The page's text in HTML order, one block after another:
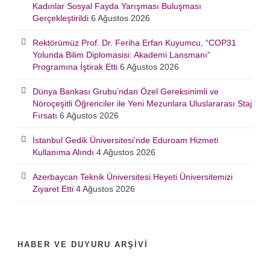
Kadınlar Sosyal Fayda Yarışması Buluşması
Gerçekleştirildi 6 Ağustos 2026
Rektörümüz Prof. Dr. Feriha Erfan Kuyumcu, “COP31
Yolunda Bilim Diplomasisi: Akademi Lansmanı”
Programına İştirak Etti 6 Ağustos 2026
Dünya Bankası Grubu’ndan Özel Gereksinimli ve
Nöroçeşitli Öğrenciler ile Yeni Mezunlara Uluslararası Staj
Fırsatı 6 Ağustos 2026
İstanbul Gedik Üniversitesi’nde Eduroam Hizmeti
Kullanıma Alındı 4 Ağustos 2026
Azerbaycan Teknik Üniversitesi Heyeti Üniversitemizi
Ziyaret Etti 4 Ağustos 2026
HABER VE DUYURU ARŞIVI